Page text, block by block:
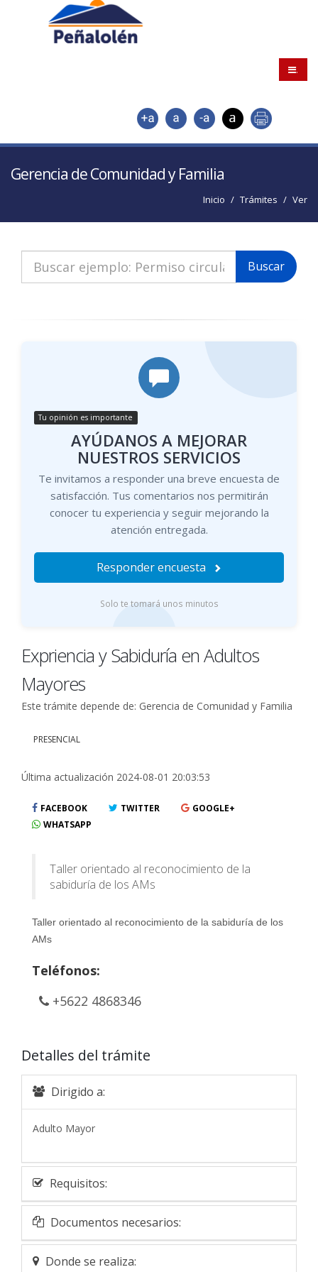
.
Gerencia de Comunidad y Familia
Inicio Trámites Ver
Buscar
Tu opinión es importante
AYÚDANOS A MEJORAR
NUESTROS SERVICIOS
Te invitamos a responder una breve encuesta de
satisfacción. Tus comentarios nos permitirán
conocer tu experiencia y seguir mejorando la
atención entregada.
Responder encuesta
Solo te tomará unos minutos
Expriencia y Sabiduría en Adultos
Mayores
Este trámite depende de: Gerencia de Comunidad y Familia
PRESENCIAL
Última actualización 2024-08-01 20:03:53
FACEBOOK TWITTER
GOOGLE+
WHATSAPP
Taller orientado al reconocimiento de la
sabiduría de los AMs
Taller orientado al reconocimiento de la sabiduría de los
AMs
Teléfonos:
+5622 4868346
Detalles del trámite
Dirigido a:
Adulto Mayor
Requisitos:
Documentos necesarios:
Donde se realiza: